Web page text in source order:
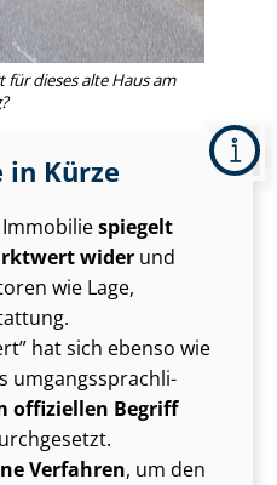
für dieses alte Haus am
in Kürze
spiegelt
wider und
wie Lage,
hat sich ebenso wie
um­gangs­sprach­li­
offiziellen Begriff
Verfahren, um den